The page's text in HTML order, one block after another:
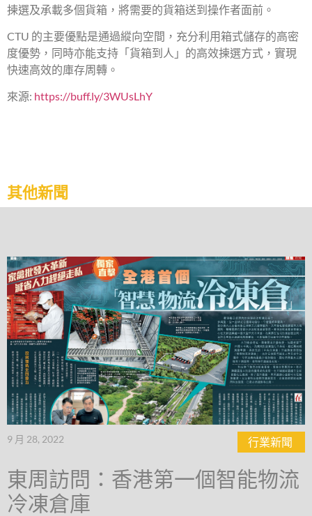
揀選及承載多個貨箱，將需要的貨箱送到操作者面前。
CTU 的主要優點是通過縱向空間，充分利用箱式儲存的高密
度優勢，同時亦能支持「貨箱到人」的高效揀選方式，實現
快速高效的庫存周轉。
來源: https://buff.ly/3WUsLhY
其他新聞
9 月 28, 2022 行業新聞
東周訪問：香港第一個智能物流
冷凍倉庫